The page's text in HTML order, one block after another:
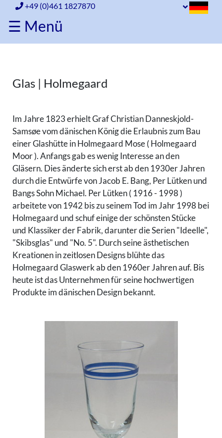
+49 (0)461 1827870
☰ Menü
Glas
Holmegaard
Lyngby
Sonstiges
Silber
Versandinfo
Ankauf
Über
uns
Lyngby
Sonstiges
Silber
Versandinfo
Ankauf
Über
uns
Glas | Holmegaard
Im Jahre 1823 erhielt Graf Christian Danneskjold-
Samsøe vom dänischen König die Erlaubnis zum Bau
einer Glashütte in Holmegaard Mose ( Holmegaard
Moor ). Anfangs gab es wenig Interesse an den
Gläsern. Dies änderte sich erst ab den 1930er Jahren
durch die Entwürfe von Jacob E. Bang, Per Lütken und
Bangs Sohn Michael. Per Lütken ( 1916 - 1998 )
arbeitete von 1942 bis zu seinem Tod im Jahr 1998 bei
Holmegaard und schuf einige der schönsten Stücke
und Klassiker der Fabrik, darunter die Serien "Ideelle",
"Skibsglas" und "No. 5". Durch seine ästhetischen
Kreationen in zeitlosen Designs blühte das
Holmegaard Glaswerk ab den 1960er Jahren auf. Bis
heute ist das Unternehmen für seine hochwertigen
Produkte im dänischen Design bekannt.